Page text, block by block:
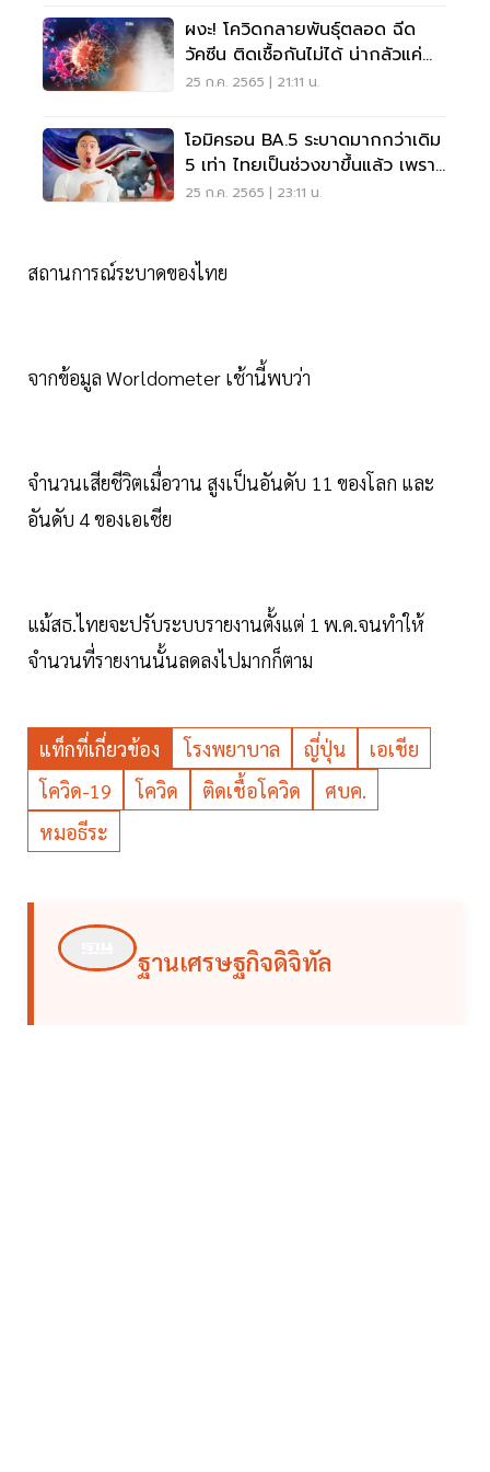
ผงะ! โควิดกลายพันธุ์ตลอด ฉีด
วัคซีน ติดเชื้อกันไม่ได้ น่ากลัวแค่
ไหน อ่านเลย
25 ก.ค. 2565 | 21:11 น.
โอมิครอน BA.5 ระบาดมากกว่าเดิม
5 เท่า ไทยเป็นช่วงขาขึ้นแล้ว เพราะ
อะไร อ่านเลย
25 ก.ค. 2565 | 23:11 น.
สถานการณ์ระบาดของไทย
จากข้อมูล Worldometer เช้านี้พบว่า
จำนวนเสียชีวิตเมื่อวาน สูงเป็นอันดับ 11 ของโลก และ
อันดับ 4 ของเอเชีย
แม้สธ.ไทยจะปรับระบบรายงานตั้งแต่ 1 พ.ค.จนทำให้
จำนวนที่รายงานนั้นลดลงไปมากก็ตาม
แท็กที่เกี่ยวข้อง โรงพยาบาล ญี่ปุ่น
เอเชีย
โควิด-19
โควิด ติดเชื้อโควิด
ศบค.
หมอธีระ
ฐานเศรษฐกิจดิจิทัล